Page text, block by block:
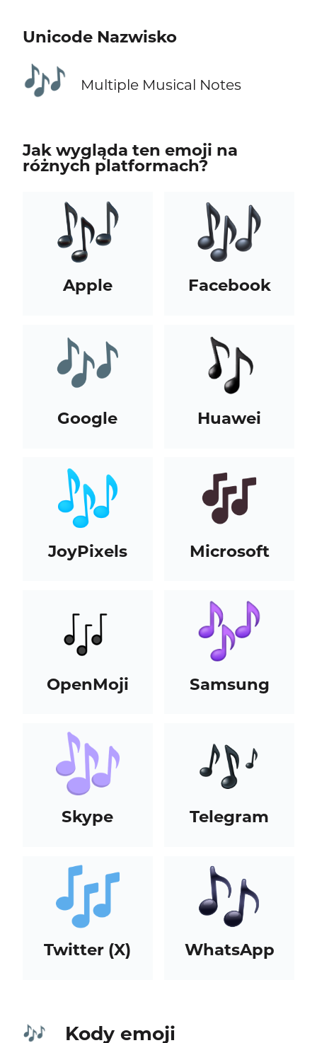
Unicode Nazwisko
🎶 Multiple Musical Notes
Jak wygląda ten emoji na
różnych platformach?
Apple Facebook
Google Huawei
JoyPixels Microsoft
OpenMoji Samsung
Skype Telegram
Twitter (X) WhatsApp
🎶 Kody emoji